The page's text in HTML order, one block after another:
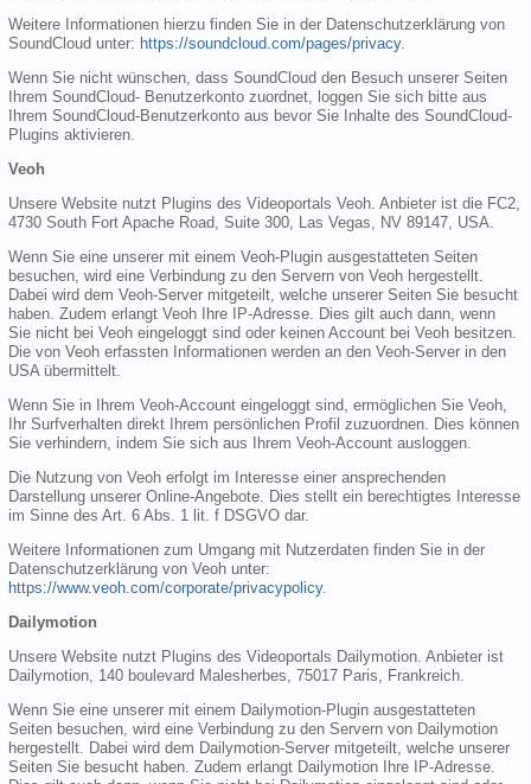
Weitere Informationen hierzu finden Sie in der Datenschutzerklärung von
SoundCloud unter: https://soundcloud.com/pages/privacy.
Wenn Sie nicht wünschen, dass SoundCloud den Besuch unserer Seiten
Ihrem SoundCloud- Benutzerkonto zuordnet, loggen Sie sich bitte aus
Ihrem SoundCloud-Benutzerkonto aus bevor Sie Inhalte des SoundCloud-
Plugins aktivieren.
Veoh
Unsere Website nutzt Plugins des Videoportals Veoh. Anbieter ist die FC2,
4730 South Fort Apache Road, Suite 300, Las Vegas, NV 89147, USA.
Wenn Sie eine unserer mit einem Veoh-Plugin ausgestatteten Seiten
besuchen, wird eine Verbindung zu den Servern von Veoh hergestellt.
Dabei wird dem Veoh-Server mitgeteilt, welche unserer Seiten Sie besucht
haben. Zudem erlangt Veoh Ihre IP-Adresse. Dies gilt auch dann, wenn
Sie nicht bei Veoh eingeloggt sind oder keinen Account bei Veoh besitzen.
Die von Veoh erfassten Informationen werden an den Veoh-Server in den
USA übermittelt.
Wenn Sie in Ihrem Veoh-Account eingeloggt sind, ermöglichen Sie Veoh,
Ihr Surfverhalten direkt Ihrem persönlichen Profil zuzuordnen. Dies können
Sie verhindern, indem Sie sich aus Ihrem Veoh-Account ausloggen.
Die Nutzung von Veoh erfolgt im Interesse einer ansprechenden
Darstellung unserer Online-Angebote. Dies stellt ein berechtigtes Interesse
im Sinne des Art. 6 Abs. 1 lit. f DSGVO dar.
Weitere Informationen zum Umgang mit Nutzerdaten finden Sie in der
Datenschutzerklärung von Veoh unter:
https://www.veoh.com/corporate/privacypolicy.
Dailymotion
Unsere Website nutzt Plugins des Videoportals Dailymotion. Anbieter ist
Dailymotion, 140 boulevard Malesherbes, 75017 Paris, Frankreich.
Wenn Sie eine unserer mit einem Dailymotion-Plugin ausgestatteten
Seiten besuchen, wird eine Verbindung zu den Servern von Dailymotion
hergestellt. Dabei wird dem Dailymotion-Server mitgeteilt, welche unserer
Seiten Sie besucht haben. Zudem erlangt Dailymotion Ihre IP-Adresse.